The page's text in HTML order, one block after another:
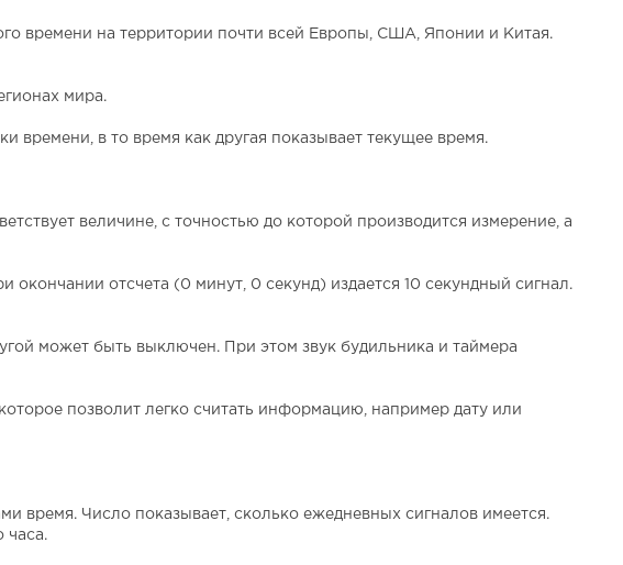
времени на территории почти всей Европы, США, Японии и Китая.
мира.
времени, в то время как другая показывает текущее время.
величине, с точностью до которой производится измерение, а
отсчета (0 минут, 0 секунд) издается 10 секундный сигнал.
может быть выключен. При этом звук будильника и таймера
позволит легко считать информацию, например дату или
время. Число показывает, сколько ежедневных сигналов имеется.
часа.